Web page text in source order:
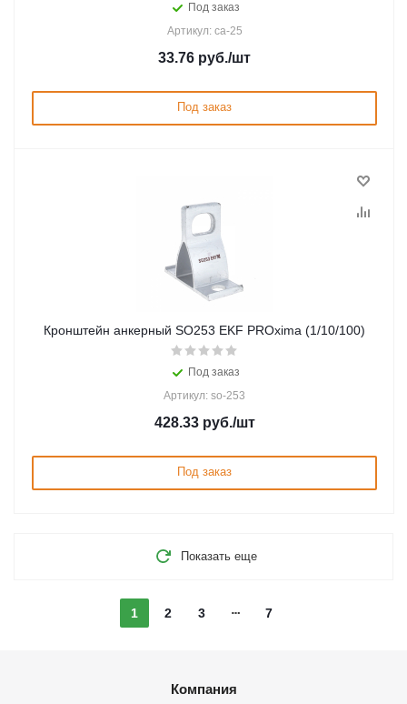
Под заказ
Артикул: ca-25
33.76 руб./шт
Под заказ
Кронштейн анкерный SO253 EKF PROxima (1/10/100)
Под заказ
Артикул: so-253
428.33руб./шт
Под заказ
Показать еще
1 2 3 7
Компания